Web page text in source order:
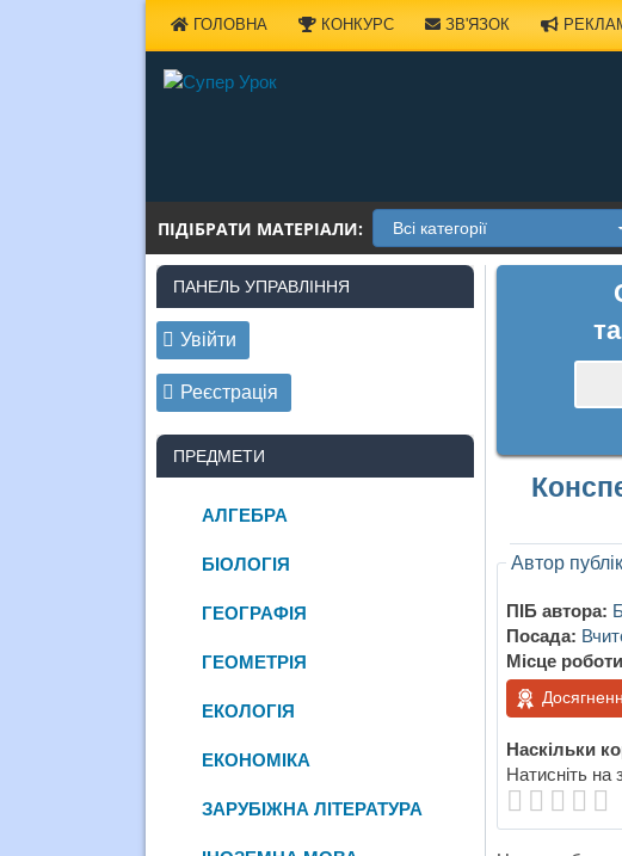
ГОЛОВНА КОНКУРС ЗВ'ЯЗОК
ПІДІБРАТИ МАТЕРІАЛИ:
Автор
ПІБ автора:
Посада:
Місце
Наскільки
Натисніть на
ПАНЕЛЬ УПРАВЛІННЯ
Увійти
Реєстрація
ПРЕДМЕТИ
АЛГЕБРА
БІОЛОГІЯ
ГЕОГРАФІЯ
ГЕОМЕТРІЯ
ЕКОЛОГІЯ
ЕКОНОМІКА
ЗАРУБІЖНА ЛІТЕРАТУРА